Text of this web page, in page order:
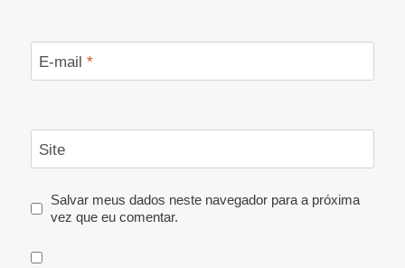
E-mail *
Site
Salvar meus dados neste navegador para a próxima
vez que eu comentar.